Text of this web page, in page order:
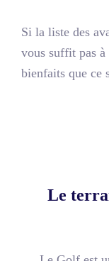
Si la liste des
vous suffit pas
bienfaits que ce
Le